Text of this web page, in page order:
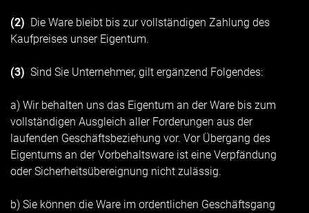
(2) Die Ware bleibt bis zur vollständigen Zahlung des
Kaufpreises unser Eigentum.
(3) Sind Sie Unternehmer, gilt ergänzend Folgendes:
a) Wir behalten uns das Eigentum an der Ware bis zum
vollständigen Ausgleich aller Forderungen aus der
laufenden Geschäftsbeziehung vor. Vor Übergang des
Eigentums an der Vorbehaltsware ist eine Verpfändung
oder Sicherheitsübereignung nicht zulässig.
b) Sie können die Ware im ordentlichen Geschäftsgang